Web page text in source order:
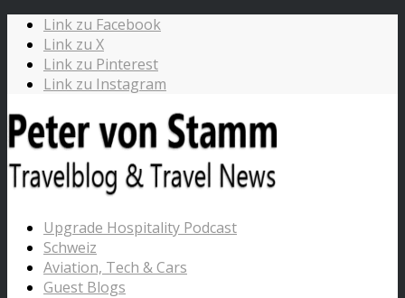
Link zu Facebook
Link zu X
Link zu Pinterest
Link zu Instagram
Upgrade Hospitality Podcast
Schweiz
Aviation, Tech & Cars
Guest Blogs